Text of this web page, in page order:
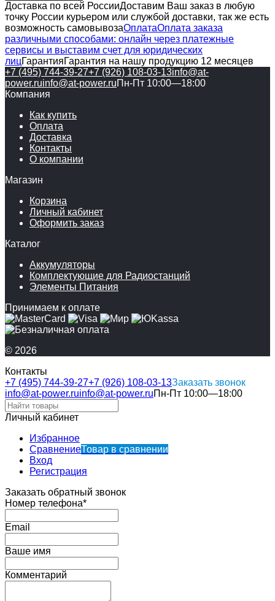
Доставка по всей РоссииДоставим Ваш заказ в любую
точку России курьером или службой доставки, так же есть
возможность самовывозаОплатаОплата заказа
различными способами: онлайн через платежные
сервисы и выставим счет для юридических
лицГарантияГарантия на нашу продукцию 12 месяцев
+7 (495) 744-39-27+7 (926) 108-03-13info@at-
power.ruinfo@at-power.ruПн-Пт 10:00—18:00
Компания
Как купить
Оплата
Доставка
Контакты
О компании
Магазин
Корзина
Личный кабинет
Оформить заказ
Каталог
Аккумуляторы
Комплектующие для Радиостанций
Элементы Питания
Принимаем к оплате
© 2026
Контакты
+7 (495) 744-39-27+7 (926) 108-03-13Заказать звонок
info@at-power.ruinfo@at-power.ruПн-Пт 10:00—18:00
Личный кабинет
Избранное
СравнениеТовар в сравнении
Вход
Регистрация
Заказать обратный звонок
Номер телефона*
Email
Ваше имя
Комментарий